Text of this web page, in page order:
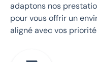
adaptons nos
pour vous offrir un
aligné avec vos